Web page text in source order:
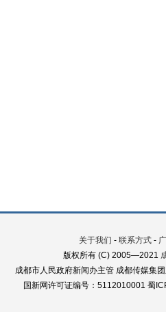
关于我们 - 联系方式 -
版权所有 (C) 2005—2021
成都市人民政府新闻办主管 成都传媒集
国新网许可证编号：5112010001 蜀